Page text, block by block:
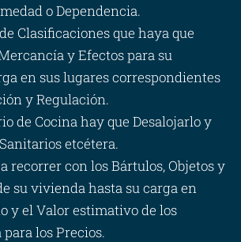
o Dependencia.
Clasificaciones que haya que
y Efectos para su
en sus lugares correspondientes
y Regulación.
de Cocina hay que Desalojarlo y
etcétera.
recorrer con los Bártulos, Objetos y
su vivienda hasta su carga en
y el Valor estimativo de los
los Precios.